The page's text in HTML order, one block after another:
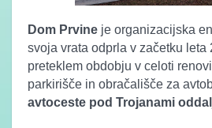
Dom Prvine je organizacijska
svoja vrata odprla v začetku leta
preteklem obdobju v celoti
parkirišče in obračališče za
avtoceste pod Trojanami